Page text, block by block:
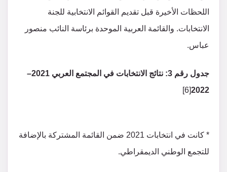
اللحظات الأخيرة قبل تقديم القوائم الانتخابية للجنة
الانتخابات. والقائمة العربية الموحدة برئاسة النائب منصور
عباس.
جدول رقم 3: نتائج الانتخابات في المجتمع العربي 2021
–
2022
[6]
* كانت في انتخابات 2021 ضمن القائمة المشتركة بالإضافة
للتجمع الوطني الديمقراطي.